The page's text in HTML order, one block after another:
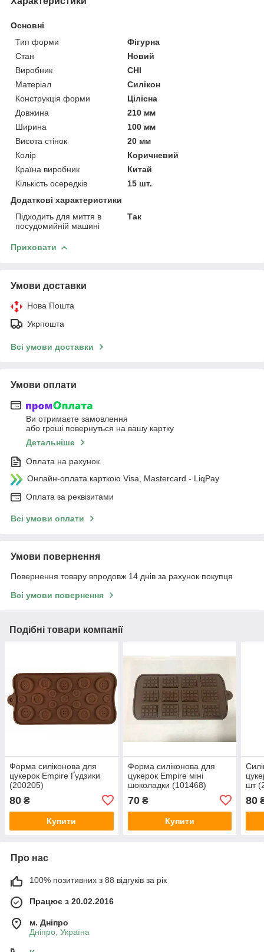
Основні
Тип форми
Фігурна
Стан
Новий
Виробник
CHI
Матеріал
Силікон
Конструкція форми
Цілісна
Довжина
210 мм
Ширина
100 мм
Висота стінок
20 мм
Колір
Коричневий
Країна виробник
Китай
Кількість осередків
15 шт.
Додаткові характеристики
Підходить для миття в
посудомийній машині
Так
Приховати
Умови доставки
Нова Пошта
Укрпошта
Всі умови доставки
Умови оплати
Ви отримаєте замовлення
або гроші повернуться на вашу картку
Детальніше
Оплата на рахунок
Онлайн-оплата карткою Visa, Mastercard - LiqPay
Оплата за реквізитами
Всі умови оплати
Умови повернення
Повернення товару впродовж 14 днів за рахунок покупця
Всі умови повернення
Подібні товари компанії
Форма силіконова для
цукерок Empire Ґудзики
(200205)
80 ₴
Купити
Форма силіконова для
цукерок Empire міні
шоколадки (101468)
70₴
Купити
шт
80
Про нас
100% позитивних з 88 відгуків за рік
Працює з 20.02.2016
м. Дніпро
Дніпро, Україна